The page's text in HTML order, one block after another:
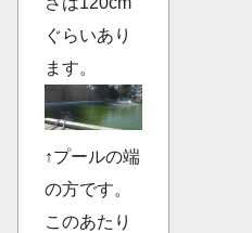
ぐらいあり
ます。
↑プールの端
の方です。
このあたり